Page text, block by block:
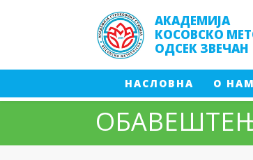
АКАДЕМИЈА
КОСОВСКО
ОДСЕК ЗВЕЧАН
(CURRENT)
НАСЛОВНА О
Менаџмент производње